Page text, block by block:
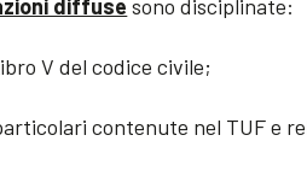
diffuse sono disciplinate:
V del codice civile;
contenute nel TUF e